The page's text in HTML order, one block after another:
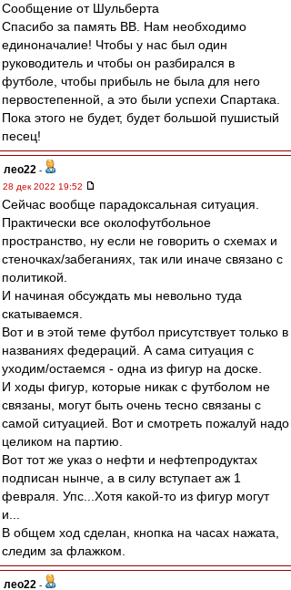
Сообщение от Шульберта
Спасибо за память ВВ. Нам необходимо
единоначалие! Чтобы у нас был один
руководитель и чтобы он разбирался в
футболе, чтобы прибыль не была для него
первостепенной, а это были успехи Спартака.
Пока этого не будет, будет большой пушистый
песец!
лео22 -
28 дек 2022 19:52
Сейчас вообще парадоксальная ситуация.
Практически все околофутбольное
пространство, ну если не говорить о схемах и
стеночках/забеганиях, так или иначе связано с
политикой.
И начиная обсуждать мы невольно туда
скатываемся.
Вот и в этой теме футбол присутствует только в
названиях федераций. А сама ситуация с
уходим/остаемся - одна из фигур на доске.
И ходы фигур, которые никак с футболом не
связаны, могут быть очень тесно связаны с
самой ситуацией. Вот и смотреть пожалуй надо
целиком на партию.
Вот тот же указ о нефти и нефтепродуктах
подписан нынче, а в силу вступает аж 1
февраля. Упс...Хотя какой-то из фигур могут
и...
В общем ход сделан, кнопка на часах нажата,
следим за флажком.
лео22 -